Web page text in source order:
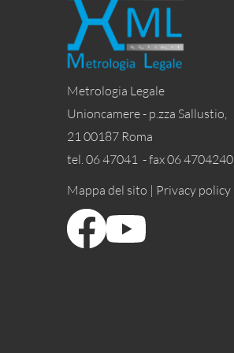
Metrologia Legale
Unioncamere - p.zza Sallustio,
21 00187 Roma
tel. 06 47041 - fax 06 4704240
Mappa del sito | Privacy policy